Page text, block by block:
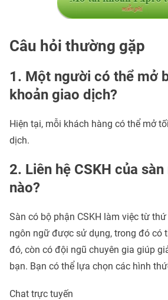
Câu hỏi thường gặp
1. Một người có thể mở
khoản giao dịch?
Hiện tại, mỗi khách hàng có thể mở
dịch.
2. Liên hệ CSKH của
nào?
Sàn có bộ phận CSKH làm việc từ
ngôn ngữ được sử dụng, trong đó có
đó, còn có đội ngũ chuyên gia giúp
bạn. Bạn có thể lựa chọn các hình
Chat trực tuyến